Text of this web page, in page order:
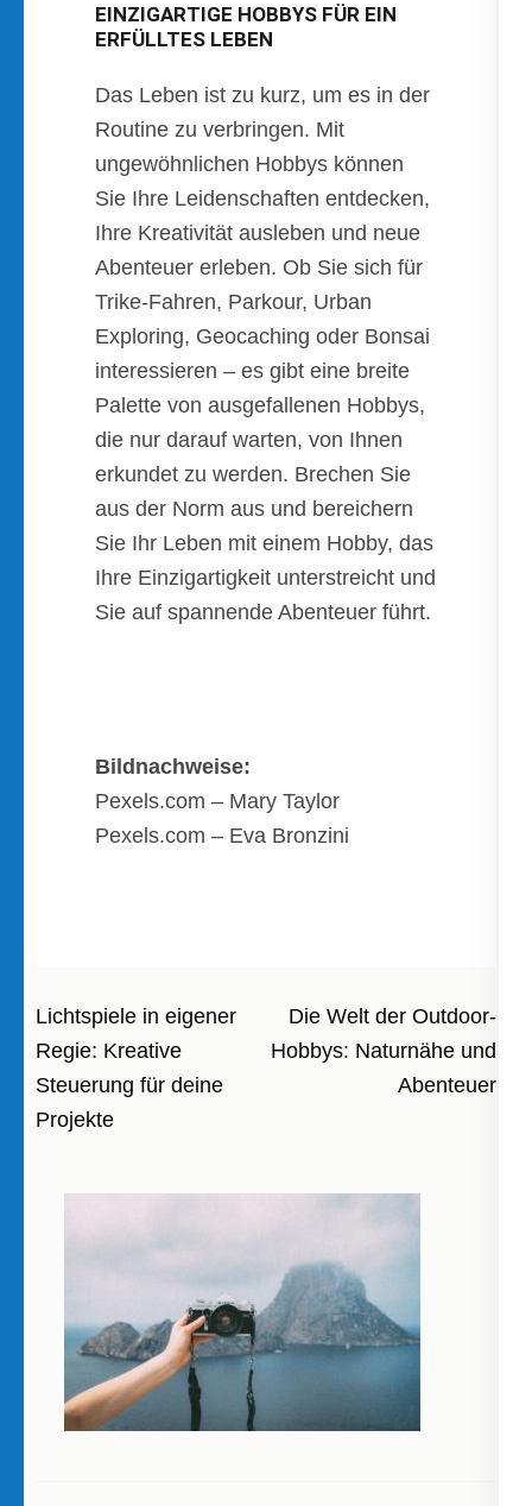
EINZIGARTIGE HOBBYS FÜR EIN
ERFÜLLTES LEBEN
Das Leben ist zu kurz, um es in der
Routine zu verbringen. Mit
ungewöhnlichen Hobbys können
Sie Ihre Leidenschaften entdecken,
Ihre Kreativität ausleben und neue
Abenteuer erleben. Ob Sie sich für
Trike-Fahren, Parkour, Urban
Exploring, Geocaching oder Bonsai
interessieren – es gibt eine breite
Palette von ausgefallenen Hobbys,
die nur darauf warten, von Ihnen
erkundet zu werden. Brechen Sie
aus der Norm aus und bereichern
Sie Ihr Leben mit einem Hobby, das
Ihre Einzigartigkeit unterstreicht und
Sie auf spannende Abenteuer führt.
Bildnachweise:
Pexels.com – Mary Taylor
Pexels.com – Eva Bronzini
Beitragsnavigation
Lichtspiele in eigener
Regie: Kreative
Steuerung für deine
Projekte
Die Welt der Outdoor-
Hobbys: Naturnähe und
Abenteuer